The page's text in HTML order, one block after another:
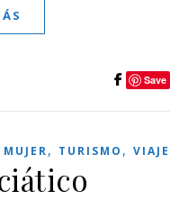
Save
MUJER, TURISMO , VIAJE